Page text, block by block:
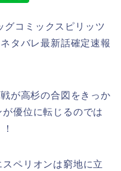
グコミックスピリッツ
タバレ最新話確定速報
が高杉の合図をきっか
優位に転じるのでは
ペリオンは窮地に立